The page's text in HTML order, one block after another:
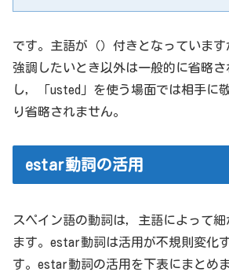
です。主語が（）付きとなっていま
強調したいとき以外は一般的に省略
し，「usted」を使う場面では相手に
り省略されません。
estar動詞の活用
スペイン語の動詞は，主語によって
ます。estar動詞は活用が不規則変化
す。estar動詞の活用を下表にまとめま